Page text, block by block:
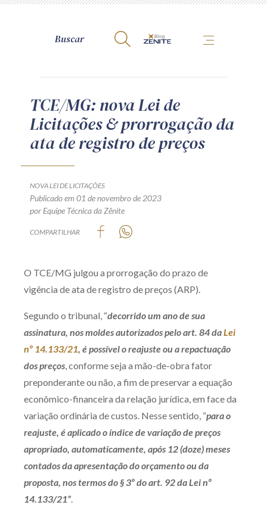
A Zênite
Como publicar conosco
Site da Zênite
Política de Privacidade
Guia de Direitos dos Titulares de Dados
Encarregado (contato)
Produtos e serviços
Zênite Fácil IA
Zênite Play
Orientação por Escrito
Mentoria Zênite
Capacitação
Zênite Online
Eventos presenciais
Zênite in Company
TCE/MG: nova Lei de
Licitações & prorrogação da
ata de registro de preços
NOVA LEI DE LICITAÇÕES
Publicado em 01 de novembro de 2023
por Equipe Técnica da Zênite
COMPARTILHAR
O TCE/MG julgou a prorrogação do prazo de
vigência de ata de registro de preços (ARP).
Segundo o tribunal, “decorrido um ano de sua
assinatura, nos moldes autorizados pelo art. 84 daLei
nº 14.133/21, é possível o reajuste ou a repactuação
dos preços, conforme seja a mão-de-obra fator
preponderante ou não, a fim de preservar a equação
econômico-financeira da relação jurídica, em face da
variação ordinária de custos. Nesse sentido, “para o
reajuste, é aplicado o índice de variação de preços
apropriado, automaticamente, após 12 (doze) meses
contados da apresentação do orçamento ou da
proposta, nos termos do § 3º do art. 92 da Lei nº
14.133/21”.